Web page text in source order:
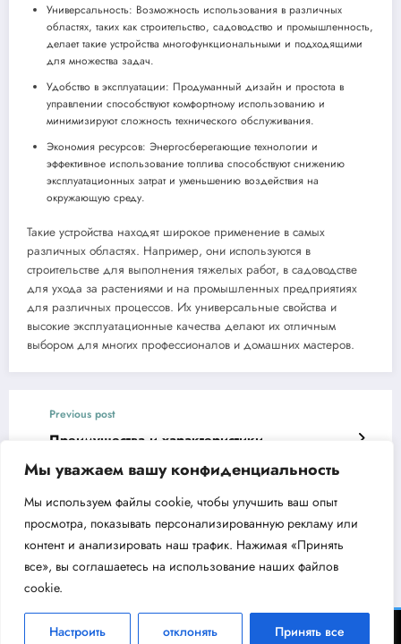
Мы уважаем вашу конфиденциальность
Мы используем файлы cookie, чтобы улучшить ваш опыт
просмотра, показывать персонализированную рекламу или
контент и анализировать наш трафик. Нажимая «Принять
все», вы соглашаетесь на использование наших файлов
cookie.
Настроить отклонять Принять все
Универсальность: Возможность использования в различных
областях, таких как строительство, садоводство и промышленность,
делает такие устройства многофункциональными и подходящими
для множества задач.
Удобство в эксплуатации: Продуманный дизайн и простота в
управлении способствуют комфортному использованию и
минимизируют сложность технического обслуживания.
Экономия ресурсов: Энергосберегающие технологии и
эффективное использование топлива способствуют снижению
эксплуатационных затрат и уменьшению воздействия на
окружающую среду.
Такие устройства находят широкое применение в самых
различных областях. Например, они используются в
строительстве для выполнения тяжелых работ, в садоводстве
для ухода за растениями и на промышленных предприятиях
для различных процессов. Их универсальные свойства и
высокие эксплуатационные качества делают их отличным
выбором для многих профессионалов и домашних мастеров.
Previous post
Преимущества и характеристики
Мощность и надёжность двигателя
ВодоКлин - информационный портал об инженерном оборудовании 2026 |